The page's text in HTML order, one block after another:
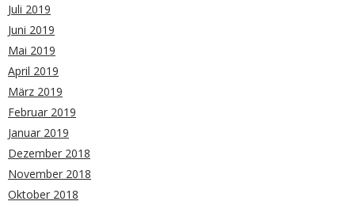
Juli 2019
Juni 2019
Mai 2019
April 2019
März 2019
Februar 2019
Januar 2019
Dezember 2018
November 2018
Oktober 2018